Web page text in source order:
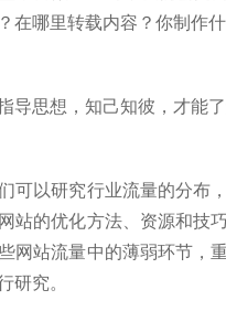
在哪里转载内容？你制作
思想，知己知彼，才能了
以研究行业流量的分布
站的优化方法、资源和技
网站流量中的薄弱环节，
研究。